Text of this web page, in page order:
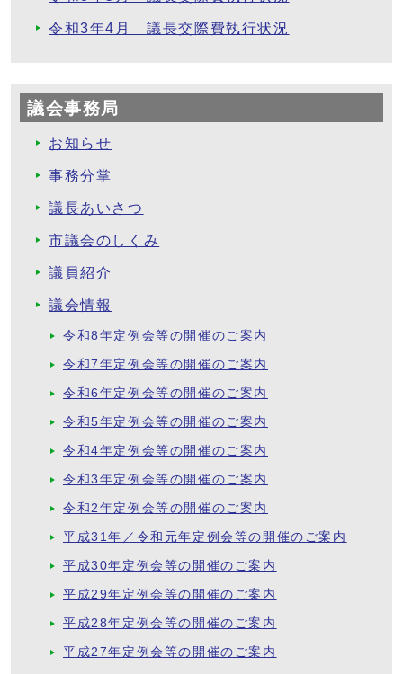
令和3年4月 議長交際費執行状況
議会事務局
お知らせ
事務分掌
議長あいさつ
市議会のしくみ
議員紹介
議会情報
令和8年定例会等の開催のご案内
令和7年定例会等の開催のご案内
令和6年定例会等の開催のご案内
令和5年定例会等の開催のご案内
令和4年定例会等の開催のご案内
令和3年定例会等の開催のご案内
令和2年定例会等の開催のご案内
平成31年／令和元年定例会等の開催のご案内
平成30年定例会等の開催のご案内
平成29年定例会等の開催のご案内
平成28年定例会等の開催のご案内
平成27年定例会等の開催のご案内